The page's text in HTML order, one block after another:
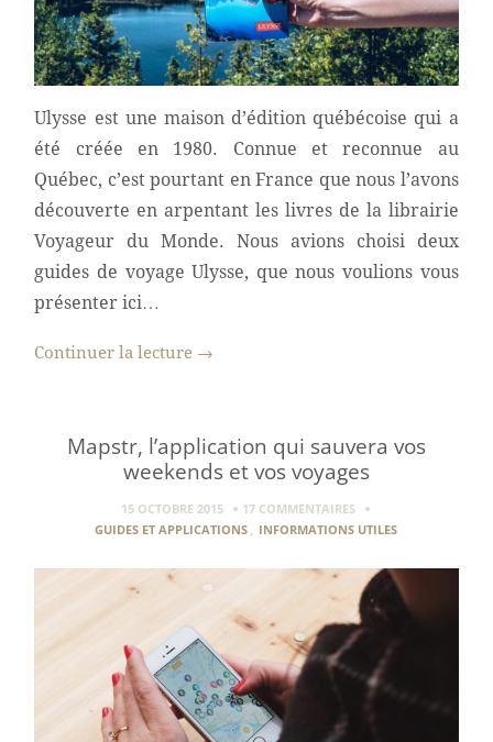
Ulysse est une maison d’édition québécoise qui a
été créée en 1980. Connue et reconnue au
Québec, c’est pourtant en France que nous l’avons
découverte en arpentant les livres de la librairie
Voyageur du Monde. Nous avions choisi deux
guides de voyage Ulysse, que nous voulions vous
présenter ici…
Continuer la lecture →
Mapstr, l’application qui sauvera vos
weekends et vos voyages
15 OCTOBRE 2015
17 COMMENTAIRES
GUIDES ET APPLICATIONS , INFORMATIONS UTILES